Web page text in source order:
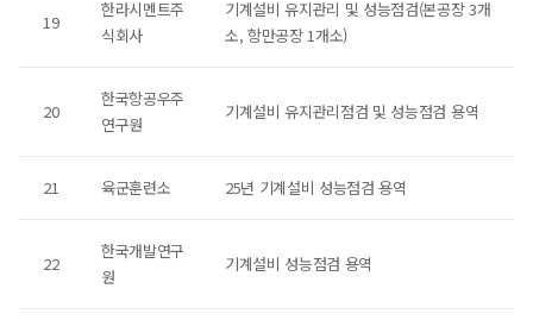
19
한라시멘트주
식회사
기계설비 유지관리 및 성능점검(본공장 3개
소, 항만공장 1개소)
20
한국항공우주
연구원
기계설비 유지관리점검 및 성능점검 용역
21 육군훈련소 25년 기계설비 성능점검 용역
22
한국개발연구
원
기계설비 성능점검 용역